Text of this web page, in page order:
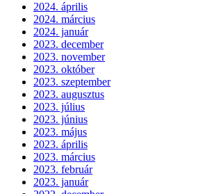
2024. április
2024. március
2024. január
2023. december
2023. november
2023. október
2023. szeptember
2023. augusztus
2023. július
2023. június
2023. május
2023. április
2023. március
2023. február
2023. január